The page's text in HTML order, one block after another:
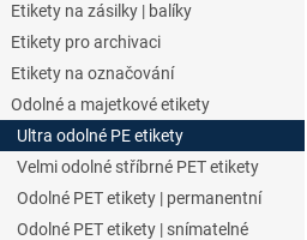
Etikety na zásilky | balíky
Etikety pro archivaci
Etikety na označování
Odolné a majetkové etikety
Ultra odolné PE etikety
Velmi odolné stříbrné PET etikety
Odolné PET etikety | permanentní
Odolné PET etikety | snímatelné